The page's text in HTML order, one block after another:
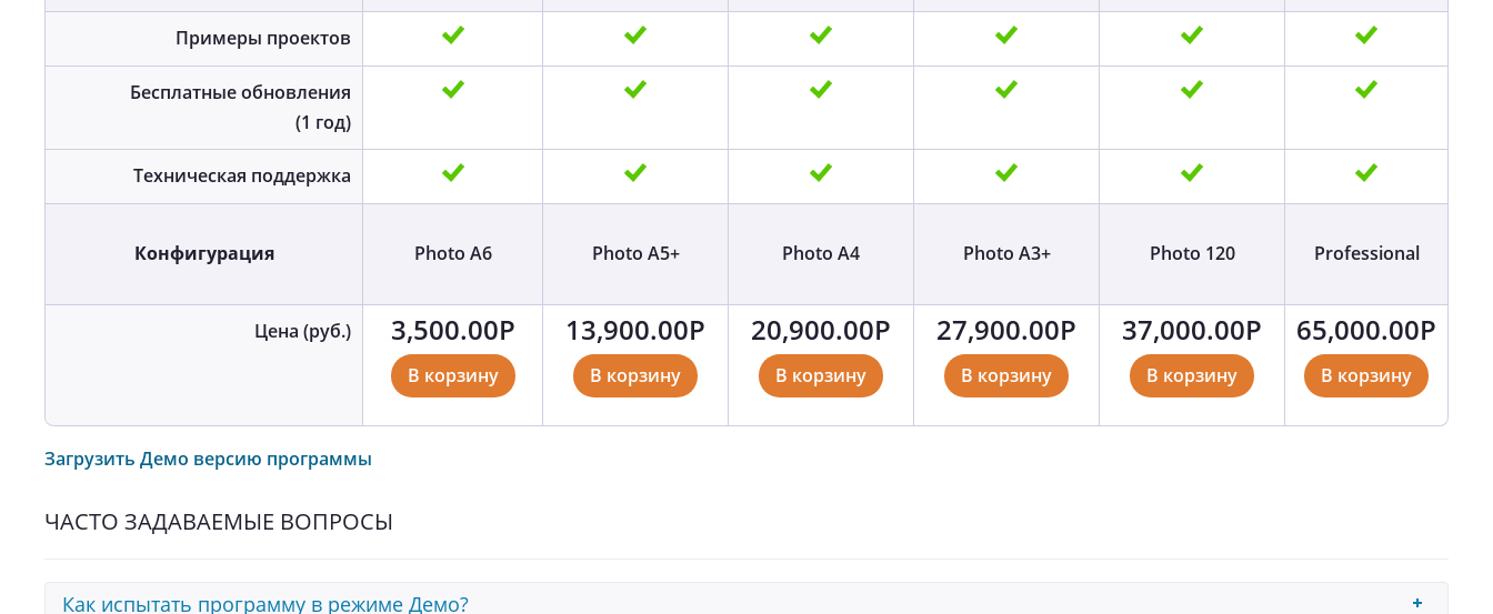
Примеры проектов
Бесплатные обновления
(1 год)
Техническая поддержка
Конфигурация Photo A6 Photo A5+ Photo A4 Photo A3+ Photo 120 Professional
Цена (руб.) 3,500.00Р
В корзину
13,900.00Р
В корзину
20,900.00Р
В корзину
27,900.00Р
В корзину
37,000.00Р
В корзину
65,000.00Р
В корзину
Загрузить Демо версию программы
ЧАСТО ЗАДАВАЕМЫЕ ВОПРОСЫ
Как испытать программу в режиме Демо?